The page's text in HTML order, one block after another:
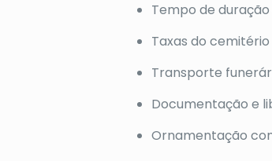
Tempo de
Taxas do
Transporte
Documentação e
Ornamentação